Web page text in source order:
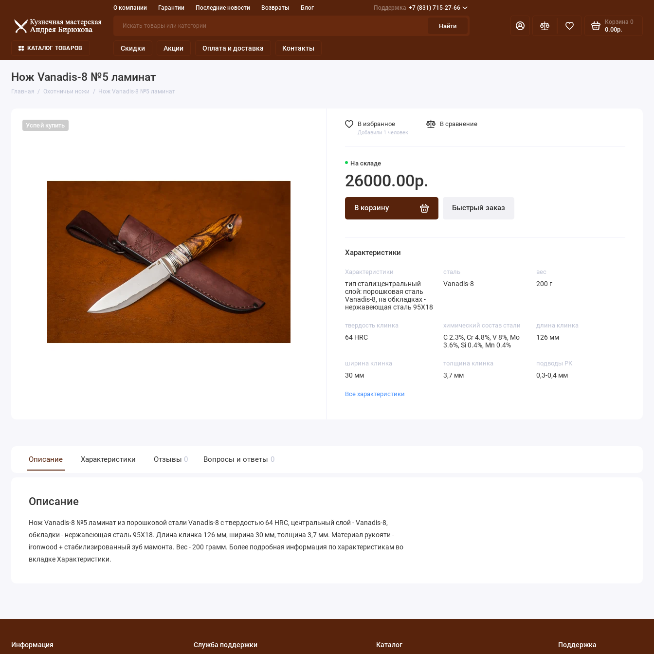
О компании Гарантии Последние новости Возвраты Блог Поддержка +7 (831) 715-27-66
Найти
Корзина 0
0.00р.
КАТАЛОГ ТОВАРОВ Скидки Акции Оплата и доставка Контакты
Нож Vanadis-8 №5 ламинат
Главная Охотничьи ножи Нож Vanadis-8 №5 ламинат
Успей купить
На складе
26000.00р.
В корзину Быстрый заказ
В избранное
Добавили 1 человек
В сравнение
Характеристики
Характеристики
тип стали:центральный
слой: порошковая сталь
Vanadis-8, на обкладках -
нержавеющая сталь 95Х18
сталь
Vanadis-8
вес
200 г
твердость клинка
64 HRC
химический состав стали
С 2.3%, Cr 4.8%, V 8%, Mo
3.6%, Si 0.4%, Mn 0.4%
длина клинка
126 мм
ширина клинка
30 мм
толщина клинка
3,7 мм
подводы РК
0,3-0,4 мм
Все характеристики
Описание Характеристики Отзывы 0 Вопросы и ответы 0
Описание
Нож Vanadis-8 №5 ламинат из порошковой стали Vanadis-8 с твердостью 64 HRC, центральный слой - Vanadis-8,
обкладки - нержавеющая сталь 95Х18. Длина клинка 126 мм, ширина 30 мм, толщина 3,7 мм. Материал рукояти -
ironwood + стабилизированный зуб мамонта. Вес - 200 грамм. Более подробная информация по характеристикам во
вкладке Характеристики.
Информация Служба поддержки Каталог Поддержка